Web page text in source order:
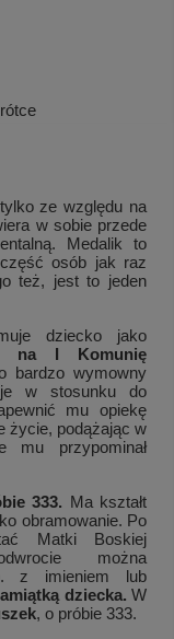
ze względu na
w sobie przede
Medalik to
osób jak raz
też, jest to jeden
dziecko jako
na I Komunię
bardzo wymowny
w stosunku do
mu opiekę
życie, podążając w
mu przypominał
333. Ma kształt
obramowanie. Po
Matki Boskiej
można
z imieniem lub
dziecka. W
, o próbie 333.